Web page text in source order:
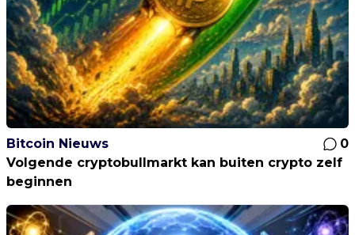
Bitcoin Nieuws
0
Volgende cryptobullmarkt kan buiten crypto zelf
beginnen